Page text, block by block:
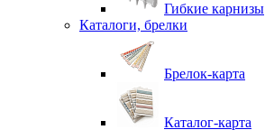
Гибкие карнизы
Каталоги, брелки
Брелок-карта
Каталог-карта